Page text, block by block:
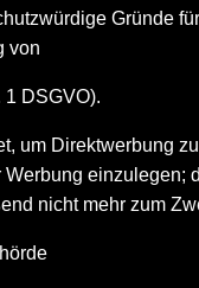
Gründe
von
1 DSGVO).
um Direktwerbung
nicht mehr zum